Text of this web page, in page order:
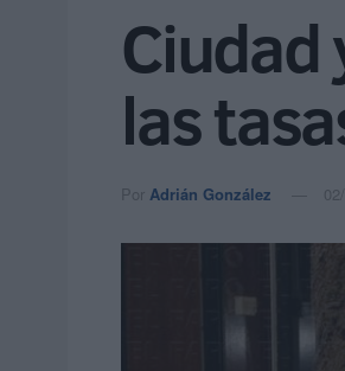
Ciudad
las
Por Adrián González